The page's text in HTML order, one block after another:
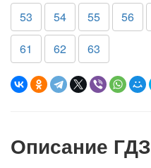
53
54 55 56
61
62 63
Описание ГДЗ